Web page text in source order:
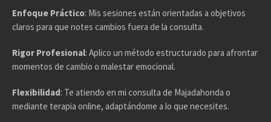
Enfoque Práctico: Mis sesiones están orientadas a objetivos
claros para que notes cambios fuera de la consulta.
Rigor Profesional: Aplico un método estructurado para afrontar
momentos de cambio o malestar emocional.
Flexibilidad: Te atiendo en mi consulta de Majadahonda o
mediante terapia online, adaptándome a lo que necesites.